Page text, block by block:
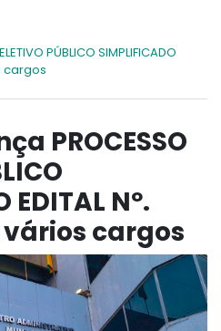
PÚBLICO SIMPLIFICADO
cargos
PROCESSO
EDITAL Nº.
cargos